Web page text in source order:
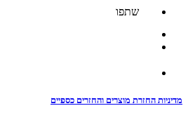
שתפו
מדיניות החזרת מוצרים והחזרים כספיים